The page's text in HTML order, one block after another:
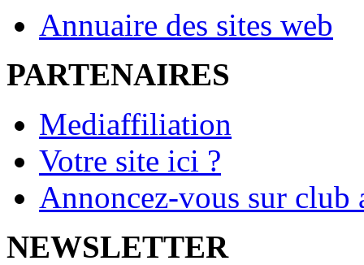
Annuaire des sites web
PARTENAIRES
Mediaffiliation
Votre site ici ?
Annoncez-vous sur
NEWSLETTER